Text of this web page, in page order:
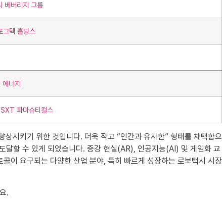
베버리지 그룹
그텍 홀딩스
너지
파마슈티컬스
시키기 위한 것입니다. 더욱 작고 “인간과 유사한” 형태를 채택함으
할 수 있게 되었습니다. 증강 현실(AR), 인공지능(AI) 및 게임화 교
요구되는 다양한 산업 분야, 특히 빠르게 성장하는 로보택시 시장
.